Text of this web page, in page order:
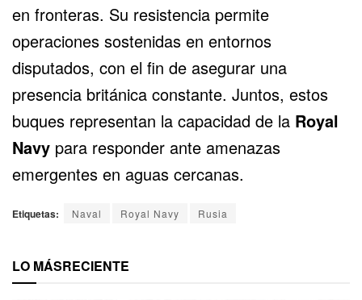
en fronteras. Su resistencia permite
operaciones sostenidas en entornos
disputados, con el fin de asegurar una
presencia británica constante. Juntos, estos
buques representan la capacidad de la Royal
Navy para responder ante amenazas
emergentes en aguas cercanas.
Etiquetas: Naval Royal Navy Rusia
LO MÁSRECIENTE